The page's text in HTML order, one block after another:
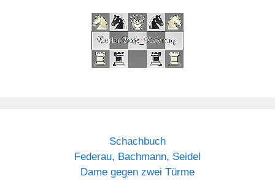
Schachbuch
Federau, Bachmann, Seidel
Dame gegen zwei Türme